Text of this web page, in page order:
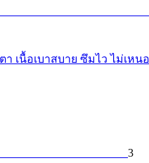
า เนื้อเบาสบาย ซึมไว ไม่เห
3